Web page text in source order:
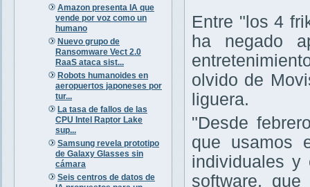
Amazon presenta IA que
vende por voz como un
humano
Nuevo grupo de
Ransomware Vect 2.0
RaaS ataca sist...
Robots humanoides en
aeropuertos japoneses por
tur...
La tasa de fallos de las
CPU Intel Raptor Lake
sup...
Samsung revela prototipo
de Galaxy Glasses sin
cámara
Seis centros de datos de
Entre "los 4
ha negado
olvido de
liguera.
"Desde
que usamos
individuales y
software,